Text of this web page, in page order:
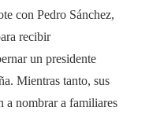
con Pedro Sánchez,
recibir
un presidente
Mientras tanto, sus
a nombrar a familiares